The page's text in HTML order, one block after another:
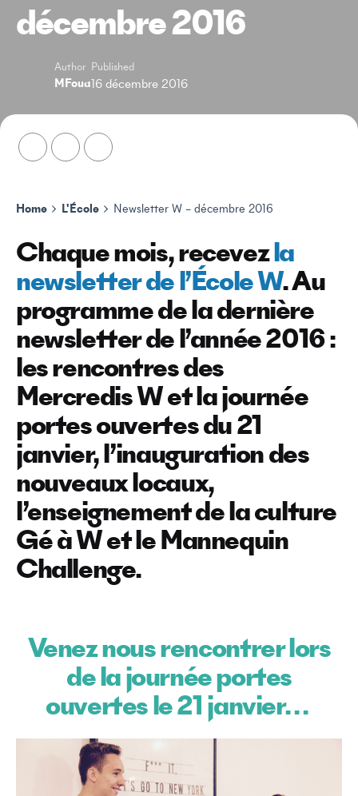
décembre 2016
Author
MFoua
Published
16 décembre 2016
Home L'École Newsletter W – décembre 2016
Chaque mois, recevezla
newsletter de l’École W. Au
programme de la dernière
newsletter de l’année 2016 :
les rencontres des
Mercredis W et la journée
portes ouvertes du 21
janvier, l’inauguration des
nouveaux locaux,
l’enseignement de la culture
Gé à W et le Mannequin
Challenge.
Venez nous rencontrer lors
de la journée portes
ouvertes le 21 janvier…